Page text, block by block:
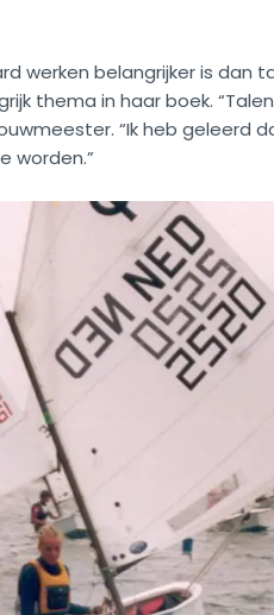
werken belangrijker is dan
thema in haar boek.
“Ik heb
worden.”